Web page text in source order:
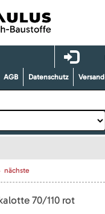
AGB Datenschutz Versand
nächste
70/110 rot